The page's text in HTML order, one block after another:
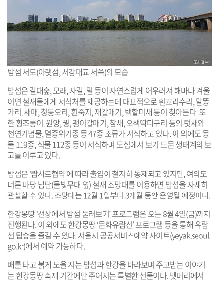
밤섬 서도(아랫섬, 서강대교 서쪽)의 모습
밤섬은 갈대숲, 모래, 자갈, 펄 등이 자연스럽게 어우러져 해마다 겨울
이면 철새들에게 서식처를 제공하는데 대표적으로 흰꼬리수리, 말똥
가리, 새매, 청둥오리, 흰죽지, 재갈매기, 백할미새 등이 찾아든다. 또
한 황조롱이, 원앙, 꿩, 괭이갈매기, 참새, 오색딱다구리 등의 텃새와
천연기념물, 멸종위기종 등 47종 조류가 서식하고 있다. 이 외에도 동
물 119종, 식물 112종 등이 서식하며 도심에서 보기 드문 생태계의 보
고를 이루고 있다.
밤섬은 ‘람사르협약’에 따라 출입이 철저히 통제되고 있지만, 여의도
너른 마당 남단(물빛무대 옆) 철새 조망대를 이용하면 밤섬을 자세히
관찰할 수 있다. 조망대는 12월 1일부터 3개월 동안 운영될 예정이다.
한강몽땅 ‘선상에서 밤섬 둘러보기’ 프로그램은 오는 8월 4일(금)까지
진행된다. 이 외에도 한강몽땅 ‘문화유람선’ 프로그램 등을 통해 유람
선 탑승을 즐길 수 있다. 서울시 공공서비스예약 사이트(yeyak.seoul.
go.kr)에서 예약 가능하다.
배를 타고 붉게 노을 지는 밤섬과 한강을 바라보며 주고받는 이야기
는 한강몽땅 축제 기간에만 주어지는 특별한 선물이다. 뱃머리에서